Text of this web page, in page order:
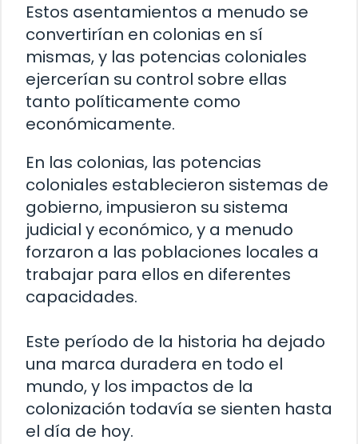
Estos asentamientos a menudo se
convertirían en colonias en sí
mismas, y las potencias coloniales
ejercerían su control sobre ellas
tanto políticamente como
económicamente.
En las colonias, las potencias
coloniales establecieron sistemas de
gobierno, impusieron su sistema
judicial y económico, y a menudo
forzaron a las poblaciones locales a
trabajar para ellos en diferentes
capacidades.
Este período de la historia ha dejado
una marca duradera en todo el
mundo, y los impactos de la
colonización todavía se sienten hasta
el día de hoy.